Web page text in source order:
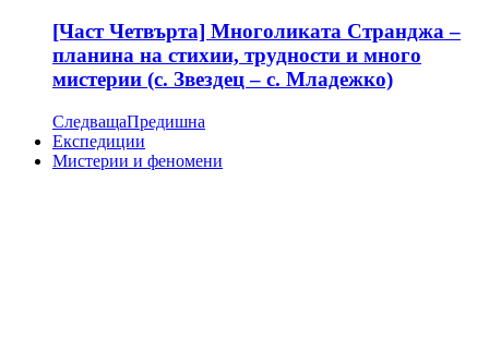
[Част Четвърта] Многоликата Странджа –
планина на стихии, трудности и много
мистерии (с. Звездец – с. Младежко)
СледващаПредишна
Експедиции
Мистерии и феномени